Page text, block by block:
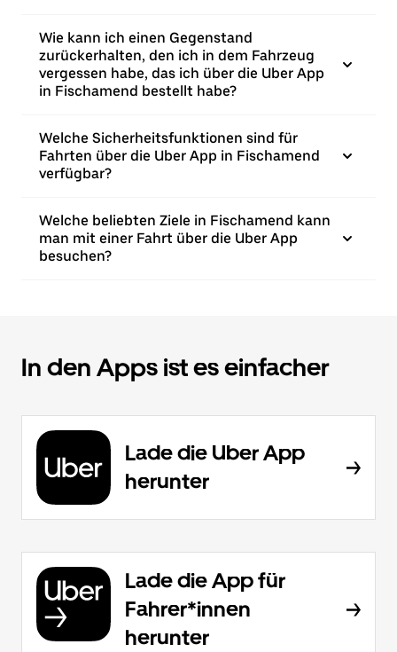
Wie kann ich einen Gegenstand
zurückerhalten, den ich in dem Fahrzeug
vergessen habe, das ich über die Uber App
in Fischamend bestellt habe?
Welche Sicherheitsfunktionen sind für
Fahrten über die Uber App in Fischamend
verfügbar?
Welche beliebten Ziele in Fischamend kann
man mit einer Fahrt über die Uber App
besuchen?
In den Apps ist es einfacher
Lade die Uber App
herunter
Lade die App für
Fahrer*innen
herunter